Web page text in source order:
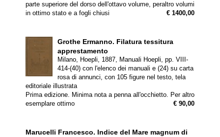
parte superiore del dorso dell'ottavo volume, peraltro volumi
in ottimo stato e a fogli chiusi
€ 1400,00
Grothe Ermanno. Filatura tessitura
apprestamento
Milano, Hoepli, 1887, Manuali Hoepli, pp. VIII-
414-(40) con l'elenco dei manuali e (24) su carta
rosa di annunci, con 105 figure nel testo, tela
editoriale illustrata
Prima edizione. Minima nota a penna all'occhietto. Per altro
esemplare ottimo
€ 90,00
Marucelli Francesco. Indice del Mare magnum di